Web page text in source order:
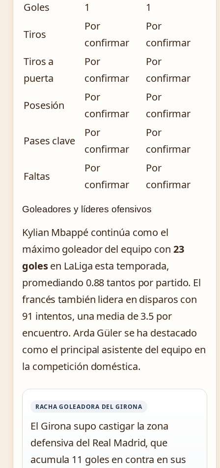
Goles
1 1
Tiros
Por
confirmar
Por
confirmar
Tiros a
puerta
Por
confirmar
Por
confirmar
Posesión
Por
confirmar
Por
confirmar
Pases clave
Por
confirmar
Por
confirmar
Faltas
Por
confirmar
Por
confirmar
Goleadores y líderes ofensivos
Kylian Mbappé continúa como el
máximo goleador del equipo con 23
golesen LaLiga esta temporada,
promediando 0.88 tantos por partido. El
francés también lidera en disparos con
91 intentos, una media de 3.5 por
encuentro. Arda Güler se ha destacado
como el principal asistente del equipo en
la competición doméstica.
RACHA GOLEADORA DEL GIRONA
El Girona supo castigar la zona
defensiva del Real Madrid, que
acumula 11 goles en contra en sus